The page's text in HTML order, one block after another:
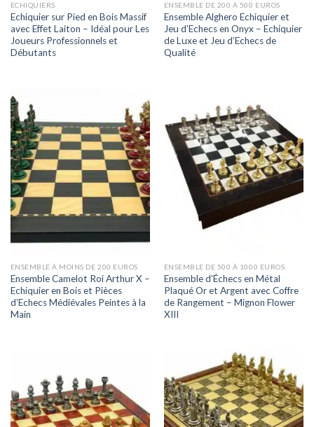
ECHIQUIERS
Echiquier sur Pied en Bois Massif
avec Effet Laiton – Idéal pour Les
Joueurs Professionnels et
Débutants
ENSEMBLE DE 200 À 500 EUROS
Ensemble Alghero Echiquier et
Jeu d’Echecs en Onyx – Echiquier
de Luxe et Jeu d’Echecs de
Qualité
ENSEMBLE À MOINS DE 200 EUROS
Ensemble Camelot Roi Arthur X –
Echiquier en Bois et Pièces
d’Echecs Médiévales Peintes à la
Main
ENSEMBLE DE 500 À 1000 EUROS
Ensemble d’Échecs en Métal
Plaqué Or et Argent avec Coffre
de Rangement – Mignon Flower
XIII